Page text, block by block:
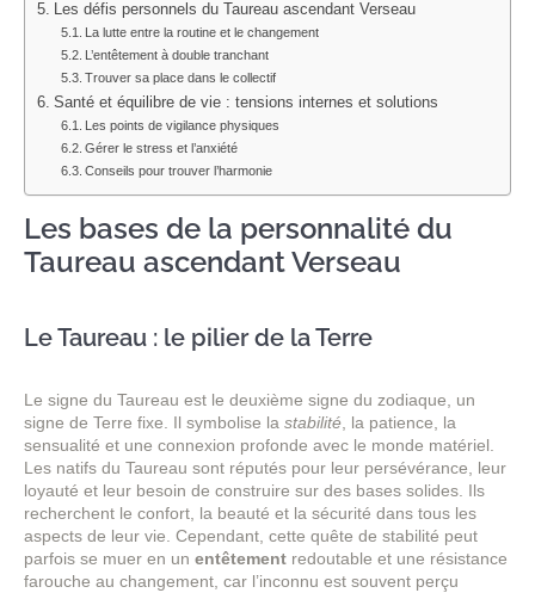
Les défis personnels du Taureau ascendant Verseau
La lutte entre la routine et le changement
L’entêtement à double tranchant
Trouver sa place dans le collectif
Santé et équilibre de vie : tensions internes et solutions
Les points de vigilance physiques
Gérer le stress et l’anxiété
Conseils pour trouver l’harmonie
Les bases de la personnalité du
Taureau ascendant Verseau
Le Taureau : le pilier de la Terre
Le signe du Taureau est le deuxième signe du zodiaque, un
signe de Terre fixe. Il symbolise la stabilité, la patience, la
sensualité et une connexion profonde avec le monde matériel.
Les natifs du Taureau sont réputés pour leur persévérance, leur
loyauté et leur besoin de construire sur des bases solides. Ils
recherchent le confort, la beauté et la sécurité dans tous les
aspects de leur vie. Cependant, cette quête de stabilité peut
parfois se muer en un entêtement redoutable et une résistance
farouche au changement, car l’inconnu est souvent perçu